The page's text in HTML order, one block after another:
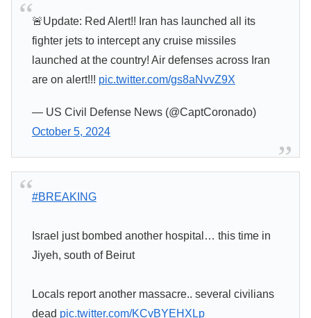
🚨Update: Red Alert!! Iran has launched all its
fighter jets to intercept any cruise missiles
launched at the country! Air defenses across Iran
are on alert!!! pic.twitter.com/gs8aNvvZ9X
— US Civil Defense News (@CaptCoronado)
October 5, 2024
#BREAKING
Israel just bombed another hospital… this time in
Jiyeh, south of Beirut
Locals report another massacre.. several civilians
dead pic.twitter.com/KCvBYEHXLp